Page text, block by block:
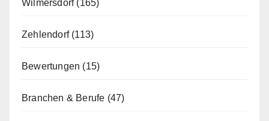
Wilmersdorf(165)
Zehlendorf(113)
Bewertungen (15)
Branchen & Berufe (47)